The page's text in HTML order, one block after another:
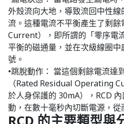
外殼流向大地，導致流回中性
流。這種電流不平衡產生了剩
Current），即所謂的「零序電
平衡的磁通量，並在次級線圈
號。
•跳脫動作： 當這個剩餘電流達
（Rated Residual Operating
於人身保護的 30mA），RCD
動，在數十毫秒內切斷電源，從